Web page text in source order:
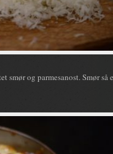
smør og parmesanost. Smør